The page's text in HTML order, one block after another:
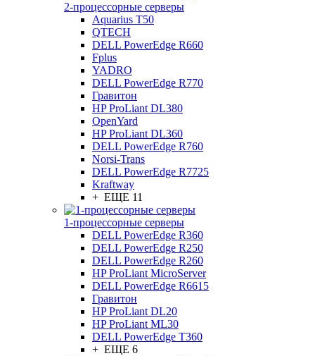
2-процессорные серверы
Aquarius T50
QTECH
DELL PowerEdge R660
Fplus
YADRO
DELL PowerEdge R770
Гравитон
HP ProLiant DL380
OpenYard
HP ProLiant DL360
DELL PowerEdge R760
Norsi-Trans
DELL PowerEdge R7725
Kraftway
+ ЕЩЕ 11
1-процессорные серверы
DELL PowerEdge R360
DELL PowerEdge R250
DELL PowerEdge R260
HP ProLiant MicroServer
DELL PowerEdge R6615
Гравитон
HP ProLiant DL20
HP ProLiant ML30
DELL PowerEdge T360
+ ЕЩЕ 6